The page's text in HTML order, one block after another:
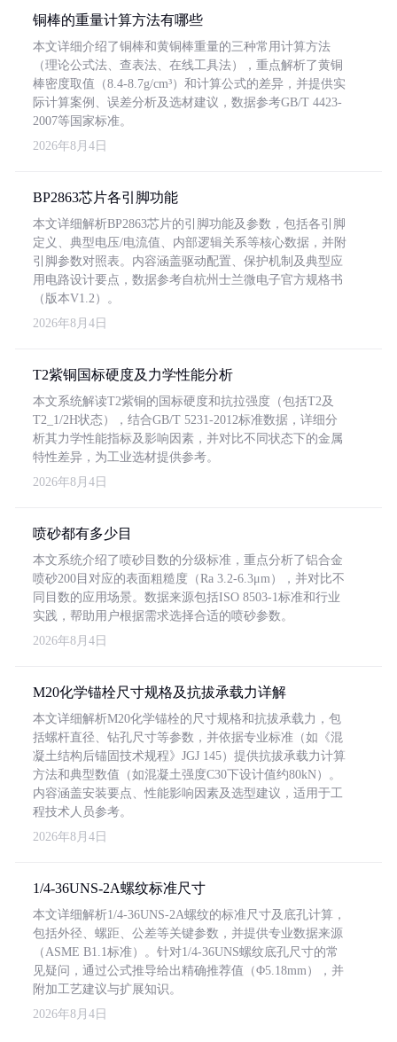
铜棒的重量计算方法有哪些
本文详细介绍了铜棒和黄铜棒重量的三种常用计算方法
（理论公式法、查表法、在线工具法），重点解析了黄铜
棒密度取值（8.4-8.7g/cm³）和计算公式的差异，并提供实
际计算案例、误差分析及选材建议，数据参考GB/T 4423-
2007等国家标准。
2026年8月4日
BP2863芯片各引脚功能
本文详细解析BP2863芯片的引脚功能及参数，包括各引脚
定义、典型电压/电流值、内部逻辑关系等核心数据，并附
引脚参数对照表。内容涵盖驱动配置、保护机制及典型应
用电路设计要点，数据参考自杭州士兰微电子官方规格书
（版本V1.2）。
2026年8月4日
T2紫铜国标硬度及力学性能分析
本文系统解读T2紫铜的国标硬度和抗拉强度（包括T2及
T2_1/2H状态），结合GB/T 5231-2012标准数据，详细分
析其力学性能指标及影响因素，并对比不同状态下的金属
特性差异，为工业选材提供参考。
2026年8月4日
喷砂都有多少目
本文系统介绍了喷砂目数的分级标准，重点分析了铝合金
喷砂200目对应的表面粗糙度（Ra 3.2-6.3μm），并对比不
同目数的应用场景。数据来源包括ISO 8503-1标准和行业
实践，帮助用户根据需求选择合适的喷砂参数。
2026年8月4日
M20化学锚栓尺寸规格及抗拔承载力详解
本文详细解析M20化学锚栓的尺寸规格和抗拔承载力，包
括螺杆直径、钻孔尺寸等参数，并依据专业标准（如《混
凝土结构后锚固技术规程》JGJ 145）提供抗拔承载力计算
方法和典型数值（如混凝土强度C30下设计值约80kN）。
内容涵盖安装要点、性能影响因素及选型建议，适用于工
程技术人员参考。
2026年8月4日
1/4-36UNS-2A螺纹标准尺寸
本文详细解析1/4-36UNS-2A螺纹的标准尺寸及底孔计算，
包括外径、螺距、公差等关键参数，并提供专业数据来源
（ASME B1.1标准）。针对1/4-36UNS螺纹底孔尺寸的常
见疑问，通过公式推导给出精确推荐值（Φ5.18mm），并
附加工艺建议与扩展知识。
2026年8月4日